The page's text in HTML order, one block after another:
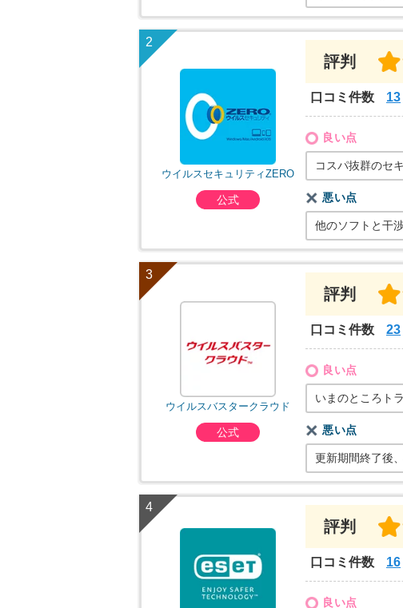
ウイルスセキュリティZERO
公式
評判
口コミ件数 13
良い点
コスパ抜群のセ
悪い点
他のソフトと干
ウイルスバスタークラウド
公式
評判
口コミ件数 23
良い点
いまのところト
悪い点
更新期間終了後
評判
口コミ件数 16
良い点